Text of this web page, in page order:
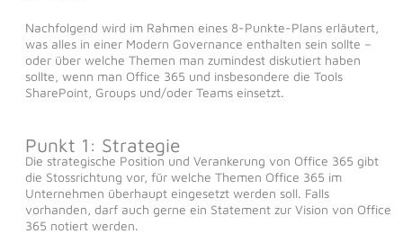
Nachfolgend wird im Rahmen eines 8-Punkte-Plans erläutert,
was alles in einer Modern Governance enthalten sein sollte –
oder über welche Themen man zumindest diskutiert haben
sollte, wenn man Office 365 und insbesondere die Tools
SharePoint, Groups und/oder Teams einsetzt.
Punkt 1: Strategie
Die strategische Position und Verankerung von Office 365 gibt
die Stossrichtung vor, für welche Themen Office 365 im
Unternehmen überhaupt eingesetzt werden soll. Falls
vorhanden, darf auch gerne ein Statement zur Vision von Office
365 notiert werden.